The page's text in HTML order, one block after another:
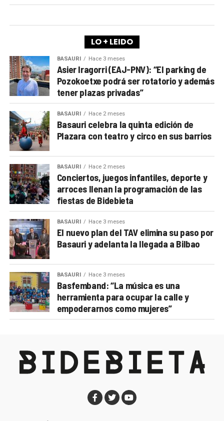
LO + LEIDO
BASAURI Hace 3 meses
Asier Iragorri (EAJ-PNV): “El parking de
Pozokoetxe podrá ser rotatorio y además
tener plazas privadas”
BASAURI Hace 2 meses
Basauri celebra la quinta edición de
Plazara con teatro y circo en sus barrios
BASAURI Hace 2 meses
Conciertos, juegos infantiles, deporte y
arroces llenan la programación de las
fiestas de Bidebieta
BASAURI Hace 3 meses
El nuevo plan del TAV elimina su paso por
Basauri y adelanta la llegada a Bilbao
BASAURI Hace 3 meses
Basfemband: “La música es una
herramienta para ocupar la calle y
empoderarnos como mujeres”